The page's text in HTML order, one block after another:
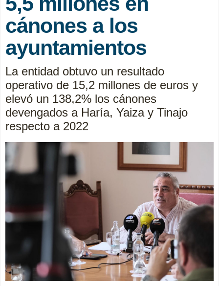
cánones a los
ayuntamientos
La entidad obtuvo un resultado
operativo de 15,2 millones de euros y
elevó un 138,2% los cánones
devengados a Haría, Yaiza y Tinajo
respecto a 2022